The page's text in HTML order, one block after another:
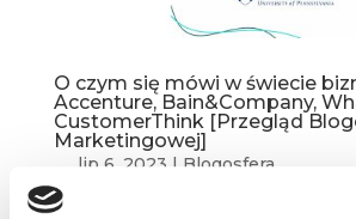
O czym się mówi w świecie
Accenture, Bain&Company,
CustomerThink [Przegląd
Marketingowej]
lip 6, 2023 | Blogosfera